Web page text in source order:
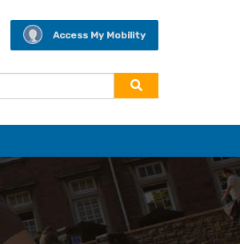
Access My Mobility